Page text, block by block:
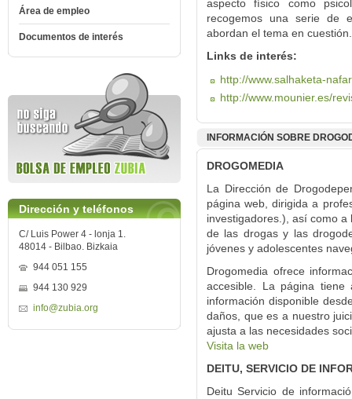
Área de empleo
Documentos de interés
Dirección y teléfonos
C/ Luis Power 4 - lonja 1.
48014 - Bilbao. Bizkaia
944 051 155
944 130 929
info@zubia.org
aspecto físico como
recogemos una serie de
abordan el tema en cuestión.
Links de interés:
http://www.salhaketa-
http://www.mounier.es/
INFORMACIÓN SOBRE
DROGOMEDIA
La Dirección de
página web, dirigida a
investigadores.), así como
de las drogas y las
jóvenes y adolescentes
Drogomedia ofrece
accesible. La página tiene
información disponible
daños, que es a nuestro
ajusta a las necesidades
Visita la web
DEITU, SERVICIO DE
Deitu Servicio de